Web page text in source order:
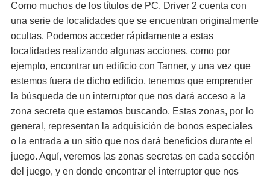
Como muchos de los títulos de PC, Driver 2 cuenta con
una serie de localidades que se encuentran originalmente
ocultas. Podemos acceder rápidamente a estas
localidades realizando algunas acciones, como por
ejemplo, encontrar un edificio con Tanner, y una vez que
estemos fuera de dicho edificio, tenemos que emprender
la búsqueda de un interruptor que nos dará acceso a la
zona secreta que estamos buscando. Estas zonas, por lo
general, representan la adquisición de bonos especiales
o la entrada a un sitio que nos dará beneficios durante el
juego. Aquí, veremos las zonas secretas en cada sección
del juego, y en donde encontrar el interruptor que nos